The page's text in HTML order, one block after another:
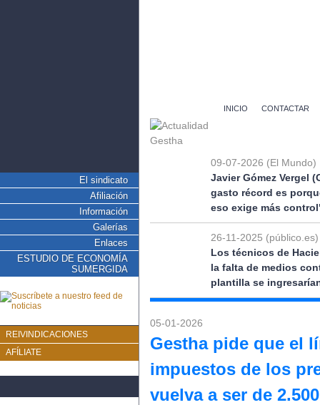
El sindicato
Afiliación
Información
Galerías
Enlaces
ESTUDIO DE ECONOMÍA
SUMERGIDA
REIVINDICACIONES
AFÍLIATE
INICIO CONTACTAR
09-07-2026 (El Mundo)
Javier Gómez Vergel
gasto récord es
eso exige más
26-11-2025 (público.es)
Los técnicos de
la falta de medios
plantilla se
05-01-2026
Gestha pide que el
impuestos de los
vuelva a ser de